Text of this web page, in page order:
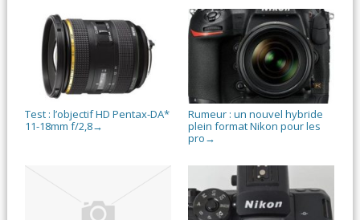
Test : l’objectif HD Pentax-DA*
11-18mm f/2,8→
Rumeur : un nouvel hybride
plein format Nikon pour les
pro →